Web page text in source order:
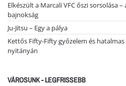
Elkészült a Marcali VFC őszi sorsolása
bajnokság
Ju-Jitsu – Egy a pálya
Kettős Fifty-Fifty győzelem és
nyitányán
VÁROSUNK - LEGFRISSEBB